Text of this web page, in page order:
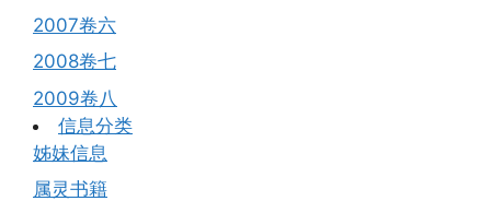
2007卷六
2008卷七
2009卷八
信息分类
姊妹信息
属灵书籍